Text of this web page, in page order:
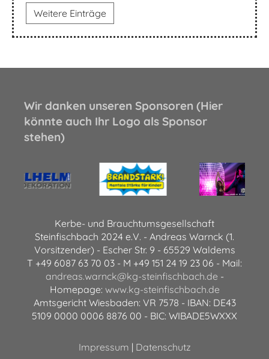
Weitere Einträge
Wir danken unseren Sponsoren (Hier
könnte auch Ihr Logo als Sponsor
stehen)
Kerbe- und Brauchtumsgesellschaft
Steinfischbach 2024 e.V. - Andreas Warnck (1.
Vorsitzender) - Escher Str. 9 - 65529 Waldems
T +49 6087 63 70 03 - M +49 151 24 19 23 06 - Mail:
andreas.warnck@kg-steinfischbach.de -
Homepage: www.kg-steinfischbach.de
Amtsgericht Wiesbaden: VR 7578 - IBAN: DE43
5109 0000 0006 8876 00 - BIC: WIBADE5WXXX
Impressum | Datenschutz